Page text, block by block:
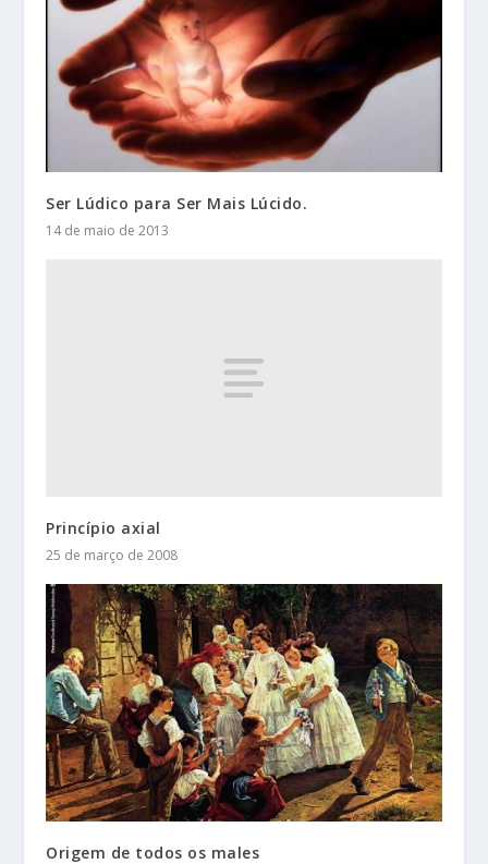
Ser Lúdico para Ser Mais Lúcido.
14 de maio de 2013
Princípio axial
25 de março de 2008
Origem de todos os males